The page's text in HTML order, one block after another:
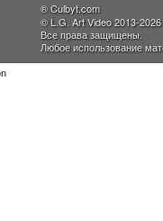
® Culbyt.com
© L.G. Art Video 2013-2026
Все права защищены.
Любое использование